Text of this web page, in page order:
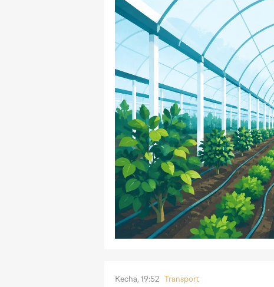
Kecha, 19:52 Transport